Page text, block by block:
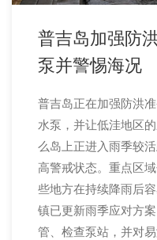
普吉岛加强防
泵并警惕海况
普吉岛正在加强防洪
水泵，并让低洼地区
么岛上正进入雨季较
高警戒状态。重点区
些地方在持续降雨后
镇已更新雨季应对方
管、检查泵站，并对